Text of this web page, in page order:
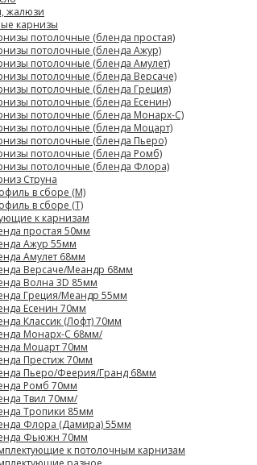
жалюзи
карнизы
потолочные (бленда простая)
потолочные (бленда Ажур)
потолочные (бленда Амулет)
потолочные (бленда Версаче)
потолочные (бленда Греция)
потолочные (бленда Есенин)
потолочные (бленда Монарх-С)
потолочные (бленда Моцарт)
потолочные (бленда Пьеро)
потолочные (бленда Ромб)
потолочные (бленда Флора)
Струна
в сборе (М)
в сборе (Т)
к карнизам
простая 50мм
Ажур 55мм
Амулет 68мм
Версаче/Меандр 68мм
Волна 3D 85мм
Греция/Меандр 55мм
Есенин 70мм
Классик (Лофт) 70мм
Монарх-С 68мм/
Моцарт 70мм
Престиж 70мм
Пьеро/Феерия/Гранд 68мм
Ромб 70мм
Твил 70мм/
Тропики 85мм
Флора (Дамира) 55мм
Фьюжн 70мм
к потолочным карнизам